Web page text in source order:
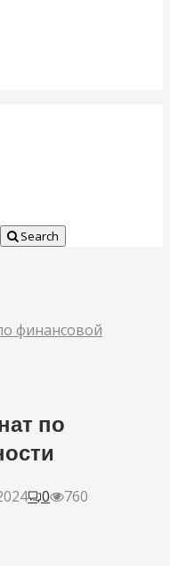
Search
финансовой
по
0
760